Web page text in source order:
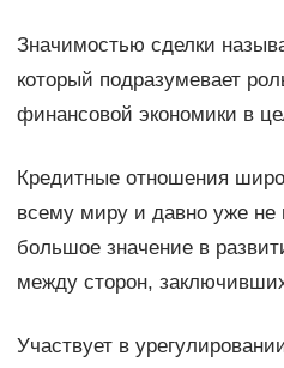
Значимостью сделки
который подразумевает
финансовой экономики в
Кредитные отношения
всему миру и давно уже не
большое значение в
между сторон,
Участвует в